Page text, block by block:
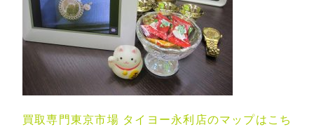
買取専門東京市場 タイヨー永利店のマップはこち